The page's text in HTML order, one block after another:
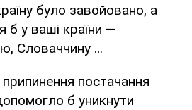
було завойовано, а
б у ваші країни —
Словаччину …
постачання
б уникнути